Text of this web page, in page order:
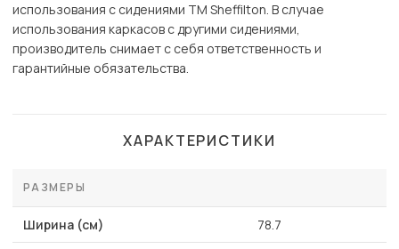
использования с сидениями ТМ Sheffilton. В случае
использования каркасов с другими сидениями,
производитель снимает с себя ответственность и
гарантийные обязательства.
ХАРАКТЕРИСТИКИ
РАЗМЕРЫ
Ширина (см) 78.7